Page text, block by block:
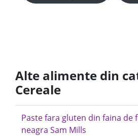
Alte alimente din
Cereale
Paste fara gluten din faina de
neagra Sam Mills